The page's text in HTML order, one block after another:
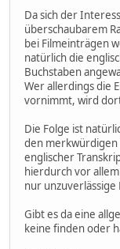
Da sich der
überschaubarem
bei Filmeinträgen
natürlich die
Buchstaben
Wer allerdings die
vornimmt, wird
Die Folge ist
den merkwürdigen
englischer
hierdurch vor
nur
Gibt es da eine
keine finden oder